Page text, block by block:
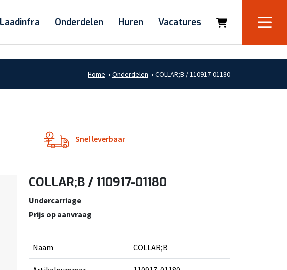
Laadinfra Onderdelen Huren Vacatures
Home • Onderdelen • COLLAR;B / 110917-01180
Snel leverbaar
COLLAR;B / 110917-01180
Undercarriage
Prijs op aanvraag
Naam COLLAR;B